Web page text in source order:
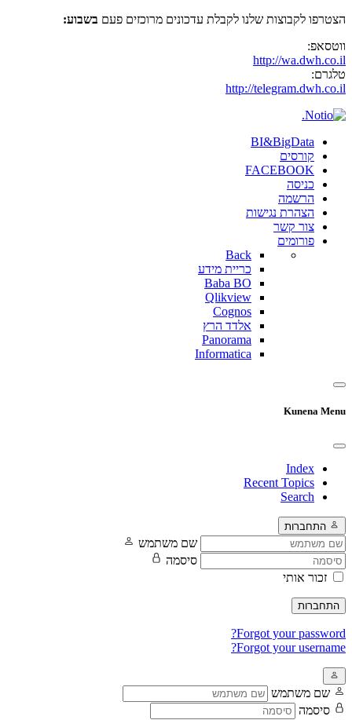
הצטרפו לקבוצות שלנו לקבלת עדכונים מרוכזים פעם בשבוע:
ווטסאפ:
http://wa.dwh.co.il
טלגרם:
http://telegram.dwh.co.il
BI&BigData
קורסים
FACEBOOK
כניסה
הרשמה
הצהרת נגישות
צור קשר
פורומים
Back
כריית מידע
Baba BO
Qlikview
Cognos
אלדד הרץ
Panorama
Informatica
Kunena Menu
Index
Recent Topics
Search
התחברות
שם משתמש
סיסמה
זכור אותי
התחברות
Forgot your password?
Forgot your username?
שם משתמש
סיסמה